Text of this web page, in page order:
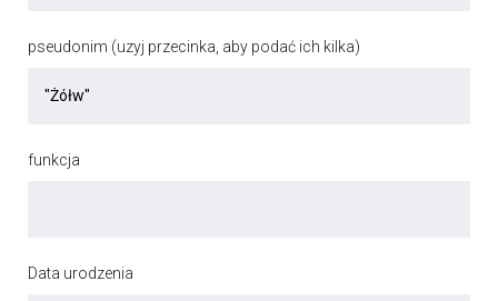
pseudonim (uzyj przecinka, aby podać ich kilka)
funkcja
Data urodzenia